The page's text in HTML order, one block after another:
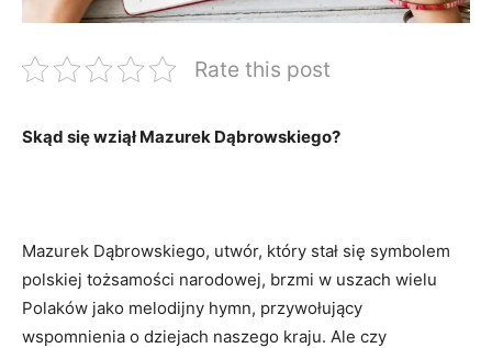
Rate this post
Skąd się‍ wziął Mazurek Dąbrowskiego?
Mazurek Dąbrowskiego, utwór, który stał się symbolem
‌polskiej tożsamości narodowej, brzmi w⁣ uszach wielu
‍Polaków jako melodijny hymn,​ przywołujący
wspomnienia o dziejach naszego⁢ kraju. Ale⁤ czy